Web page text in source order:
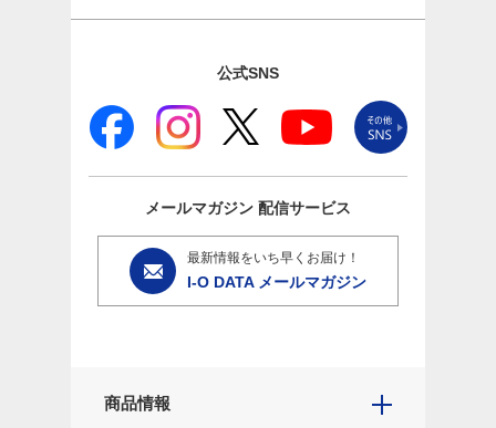
公式SNS
メールマガジン 配信サービス
最新情報をいち早くお届け！
I-O DATA メールマガジン
商品情報